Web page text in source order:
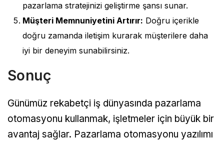
pazarlama stratejinizi geliştirme şansı sunar.
Müşteri Memnuniyetini Artırır: Doğru içerikle
doğru zamanda iletişim kurarak müşterilere daha
iyi bir deneyim sunabilirsiniz.
Sonuç
Günümüz rekabetçi iş dünyasında pazarlama
otomasyonu kullanmak, işletmeler için büyük bir
avantaj sağlar. Pazarlama otomasyonu yazılımı